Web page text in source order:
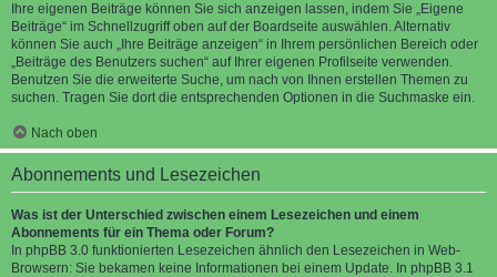
Ihre eigenen Beiträge können Sie sich anzeigen lassen, indem Sie „Eigene
Beiträge“ im Schnellzugriff oben auf der Boardseite auswählen. Alternativ
können Sie auch „Ihre Beiträge anzeigen“ in Ihrem persönlichen Bereich oder
„Beiträge des Benutzers suchen“ auf Ihrer eigenen Profilseite verwenden.
Benutzen Sie die erweiterte Suche, um nach von Ihnen erstellen Themen zu
suchen. Tragen Sie dort die entsprechenden Optionen in die Suchmaske ein.
Nach oben
Abonnements und Lesezeichen
Was ist der Unterschied zwischen einem Lesezeichen und einem
Abonnements für ein Thema oder Forum?
In phpBB 3.0 funktionierten Lesezeichen ähnlich den Lesezeichen in Web-
Browsern: Sie bekamen keine Informationen bei einem Update. In phpBB 3.1